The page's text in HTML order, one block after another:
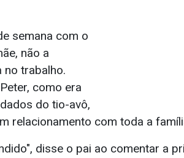
semana com o
não a
no trabalho.
como era
do tio-avô,
relacionamento com toda a
disse o pai ao comentar a